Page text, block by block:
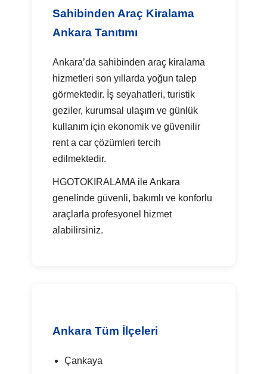
Sahibinden Araç Kiralama
Ankara Tanıtımı
Ankara’da sahibinden araç kiralama
hizmetleri son yıllarda yoğun talep
görmektedir. İş seyahatleri, turistik
geziler, kurumsal ulaşım ve günlük
kullanım için ekonomik ve güvenilir
rent a car çözümleri tercih
edilmektedir.
HGOTOKIRALAMA ile Ankara
genelinde güvenli, bakımlı ve konforlu
araçlarla profesyonel hizmet
alabilirsiniz.
Ankara Tüm İlçeleri
Çankaya